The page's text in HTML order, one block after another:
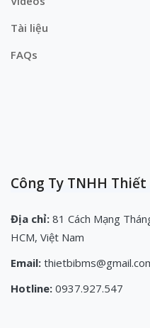
Tài liệu
FAQs
Công Ty TNHH Thiết
Địa chỉ: 81 Cách Mạng
HCM, Việt Nam
Email:
Hotline: 0937.927.547